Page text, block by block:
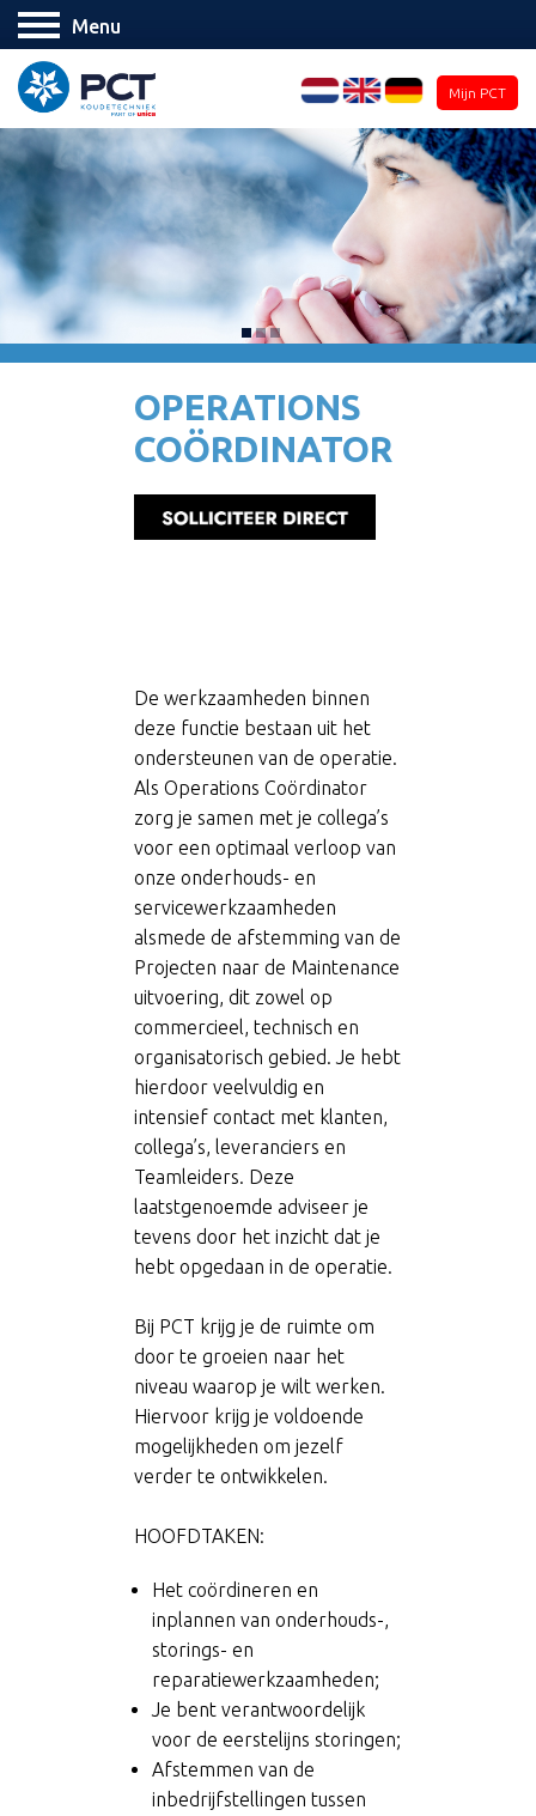
Menu
Mijn PCT
OPERATIONS
COÖRDINATOR
De werkzaamheden binnen
deze functie bestaan uit het
ondersteunen van de operatie.
Als Operations Coördinator
zorg je samen met je collega’s
voor een optimaal verloop van
onze onderhouds- en
servicewerkzaamheden
alsmede de afstemming van de
Projecten naar de Maintenance
uitvoering, dit zowel op
commercieel, technisch en
organisatorisch gebied. Je hebt
hierdoor veelvuldig en
intensief contact met klanten,
collega’s, leveranciers en
Teamleiders. Deze
laatstgenoemde adviseer je
tevens door het inzicht dat je
hebt opgedaan in de operatie.
Bij PCT krijg je de ruimte om
door te groeien naar het
niveau waarop je wilt werken.
Hiervoor krijg je voldoende
mogelijkheden om jezelf
verder te ontwikkelen.
HOOFDTAKEN:
Het coördineren en
inplannen van onderhouds-,
storings- en
reparatiewerkzaamheden;
Je bent verantwoordelijk
voor de eerstelijns storingen;
Afstemmen van de
inbedrijfstellingen tussen